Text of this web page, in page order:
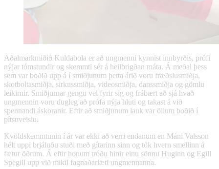
Aðalmarkmiðið Kuldabola er að ungmenni kynnist innbyrðis, prófi
nýjar tómstundir og skemmti sér á heilbrigðan máta. Á meðal þess
sem var boðið upp á í smiðjunum þetta árið voru fræðslusmiðja,
skotboltasmiðja, sirkussmiðja, videosmiðja, danssmiðja og gömlu
leikirnir. Smiðjurnar gengu vel fyrir sig og frábært að sjá hvað
ungmennin voru dugleg að prófa nýja hluti og takast á við
spennandi áskoranir. Eftir að smiðjunum lauk var öllum boðið í
pítsuveislu.
Kvöldskemmtunin í ár var ekki að verri endanum en Máni Valsson
hélt uppi brjáluðu stuði með gítarinn sinn og tók hvern smellinn á
fætur öðrum. Á eftir honum tróðu hinir einu sönnu Huginn og Egill
Spegill upp við mikil fagnaðarlæti ungmennanna.